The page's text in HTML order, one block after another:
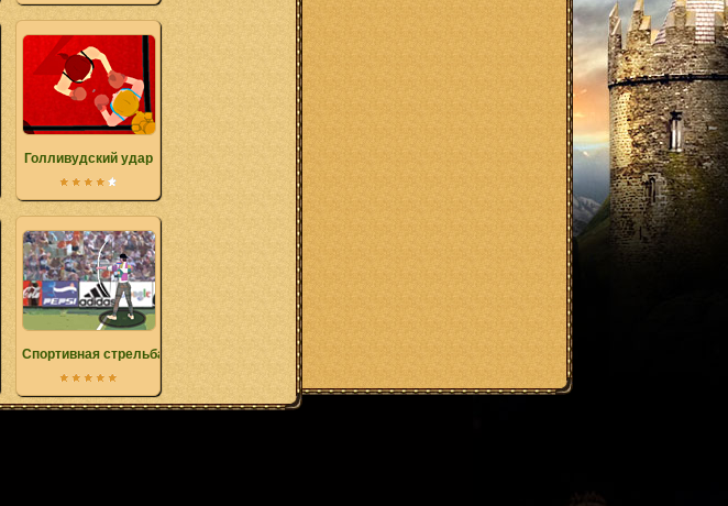
Голливудский удар
Спортивная стрельба из лука